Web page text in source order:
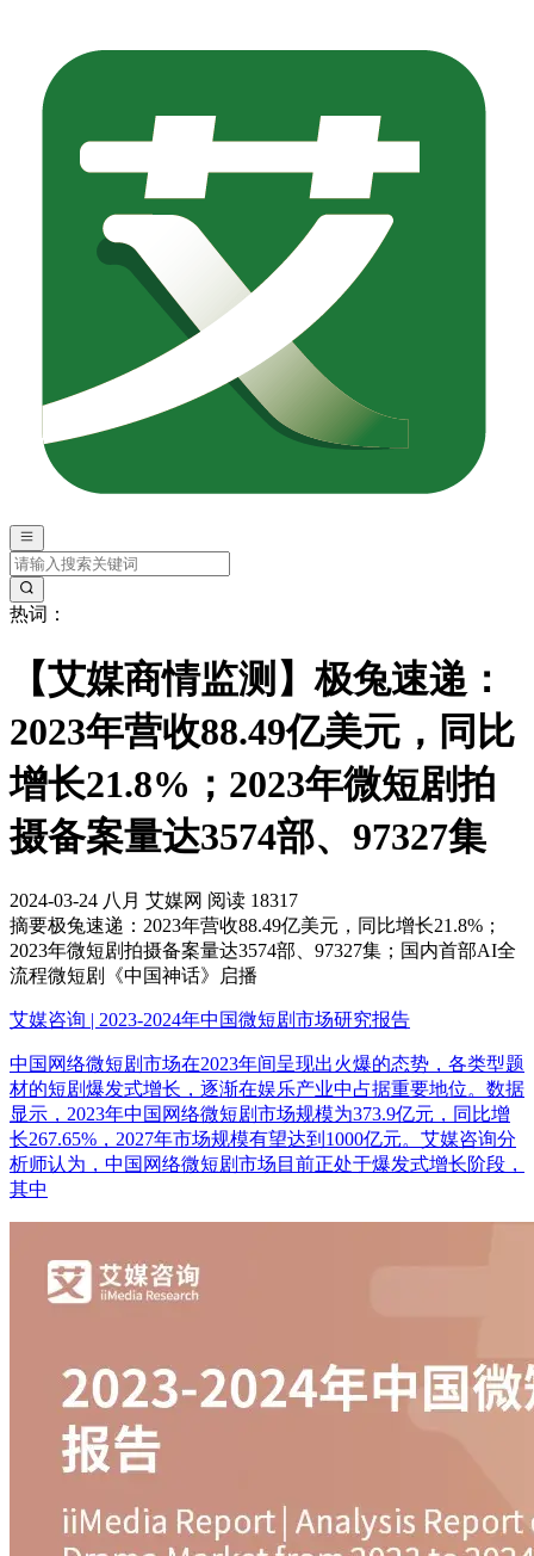
热词：
【艾媒商情监测】极兔速递：
2023年营收88.49亿美元，同比
增长21.8%；2023年微短剧拍
摄备案量达3574部、97327集
2024-03-24 八月 艾媒网 阅读 18317
摘要极兔速递：2023年营收88.49亿美元，同比增长21.8%；
2023年微短剧拍摄备案量达3574部、97327集；国内首部AI全
流程微短剧《中国神话》启播
艾媒咨询 | 2023-2024年中国微短剧市场研究报告
中国网络微短剧市场在2023年间呈现出火爆的态势，各类型题
材的短剧爆发式增长，逐渐在娱乐产业中占据重要地位。数据
显示，2023年中国网络微短剧市场规模为373.9亿元，同比增
长267.65%，2027年市场规模有望达到1000亿元。艾媒咨询分
析师认为，中国网络微短剧市场目前正处于爆发式增长阶段，
其中